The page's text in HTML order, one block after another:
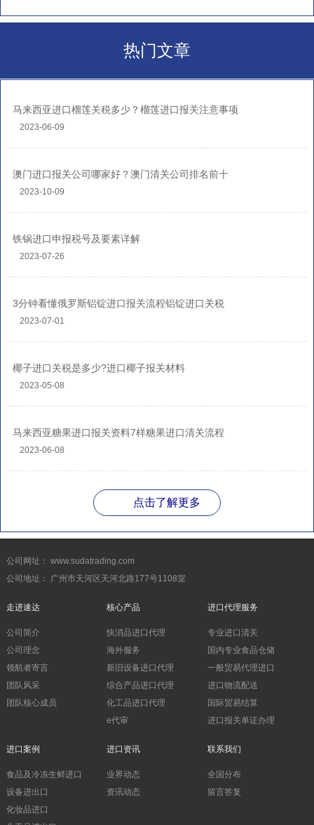
热门文章
马来西亚进口榴莲关税多少？榴莲进口报关注意事项
2023-06-09
澳门进口报关公司哪家好？澳门清关公司排名前十
2023-10-09
铁锅进口申报税号及要素详解
2023-07-26
3分钟看懂俄罗斯铝锭进口报关流程铝锭进口关税
2023-07-01
椰子进口关税是多少?进口椰子报关材料
2023-05-08
马来西亚糖果进口报关资料7样糖果进口清关流程
2023-06-08
点击了解更多
公司网址： www.sudatrading.com
公司地址： 广州市天河区天河北路177号1108室
走进速达
公司简介
公司理念
领航者寄言
团队风采
团队核心成员
核心产品
快消品进口代理
海外服务
新旧设备进口代理
综合产品进口代理
化工品进口代理
e代审
进口代理服务
专业进口清关
国内专业食品仓储
一般贸易代理进口
进口物流配送
国际贸易结算
进口报关单证办理
进口案例
食品及冷冻生鲜进口
设备进出口
化妆品进口
进口资讯
业界动态
资讯动态
联系我们
全国分布
留言答复